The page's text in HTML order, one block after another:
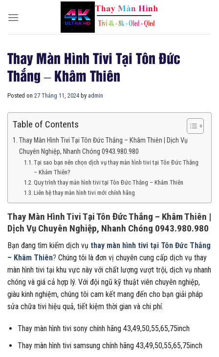
Thay Màn Hình Tivi Tại Tôn Đức
Thắng – Khâm Thiên
Posted on 27 Tháng 11, 2024 by admin
Table of Contents
Thay Màn Hình Tivi Tại Tôn Đức Thắng – Khâm Thiên | Dịch Vụ
Chuyên Nghiệp, Nhanh Chóng 0943.980.980
Tại sao bạn nên chọn dịch vụ thay màn hình tivi tại Tôn Đức Thắng
– Khâm Thiên?
Quy trình thay màn hình tivi tại Tôn Đức Thắng – Khâm Thiên
Liên hệ thay màn hình tivi mới chính hãng
Thay Màn Hình Tivi Tại Tôn Đức Thắng – Khâm Thiên |
Dịch Vụ Chuyên Nghiệp, Nhanh Chóng 0943.980.980
Bạn đang tìm kiếm dịch vụ thay màn hình tivi tại Tôn Đức Thắng
– Khâm Thiên? Chúng tôi là đơn vị chuyên cung cấp dịch vụ thay
màn hình tivi tại khu vực này với chất lượng vượt trội, dịch vụ nhanh
chóng và giá cả hợp lý. Với đội ngũ kỹ thuật viên chuyên nghiệp,
giàu kinh nghiệm, chúng tôi cam kết mang đến cho bạn giải pháp
sửa chữa tivi hiệu quả, tiết kiệm thời gian và chi phí.
Thay màn hình tivi sony chính hãng 43,49,50,55,65,75inch
Thay màn hình tivi samsung chính hãng 43,49,50,55,65,75inch